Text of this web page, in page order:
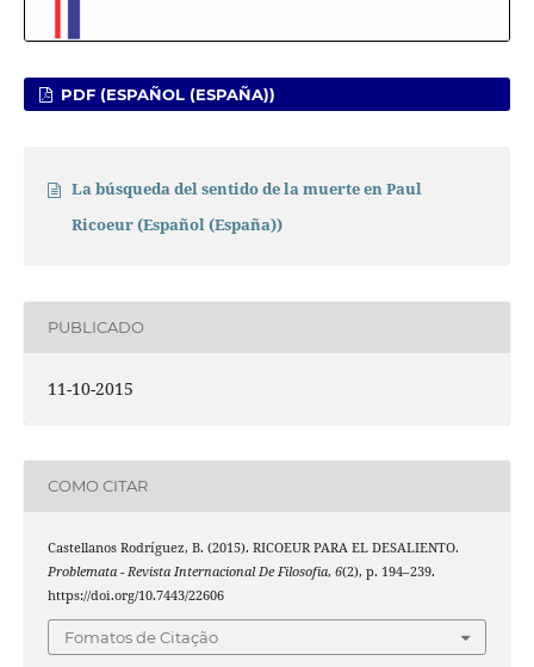
PDF (ESPAÑOL (ESPAÑA))
La búsqueda del sentido de la muerte en Paul
Ricoeur (Español (España))
PUBLICADO
11-10-2015
COMO CITAR
Castellanos Rodríguez, B. (2015). RICOEUR PARA EL DESALIENTO.
Problemata - Revista Internacional De Filosofia, 6(2), p. 194–239.
https://doi.org/10.7443/22606
Fomatos de Citação